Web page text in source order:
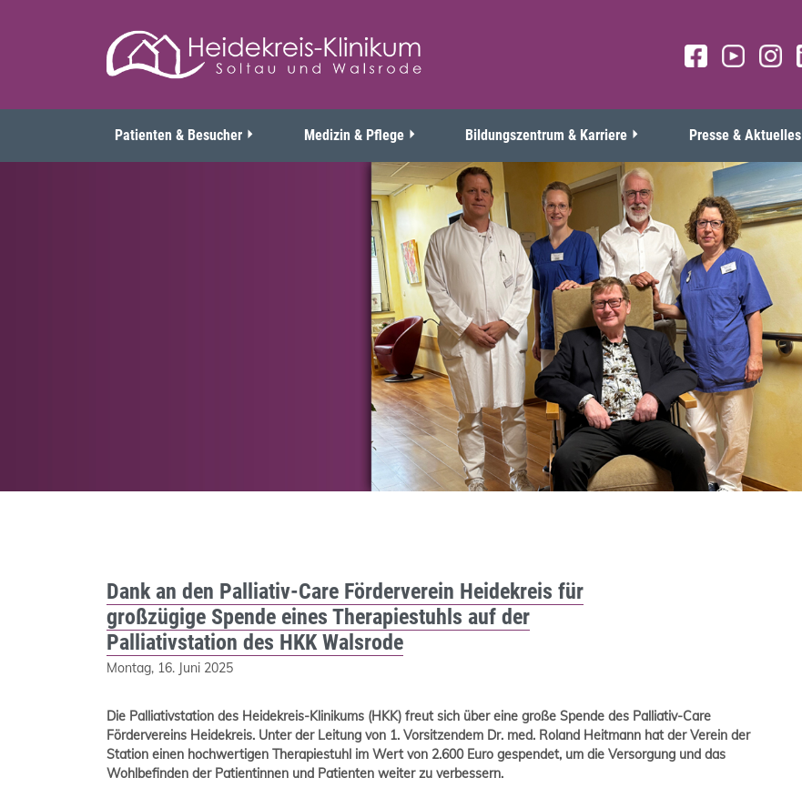
Patienten & Besucher Medizin & Pflege Bildungszentrum & Karriere Presse & Aktuelles
Dank an den Palliativ-Care Förderverein Heidekreis für
großzügige Spende eines Therapiestuhls auf der
Palliativstation des HKK Walsrode
Montag, 16. Juni 2025
Die Palliativstation des Heidekreis-Klinikums (HKK) freut sich über eine große Spende des Palliativ-Care
Fördervereins Heidekreis. Unter der Leitung von 1. Vorsitzendem Dr. med. Roland Heitmann hat der Verein der
Station einen hochwertigen Therapiestuhl im Wert von 2.600 Euro gespendet, um die Versorgung und das
Wohlbefinden der Patientinnen und Patienten weiter zu verbessern.